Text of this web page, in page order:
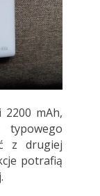
mAh,
z drugiej
potrafią